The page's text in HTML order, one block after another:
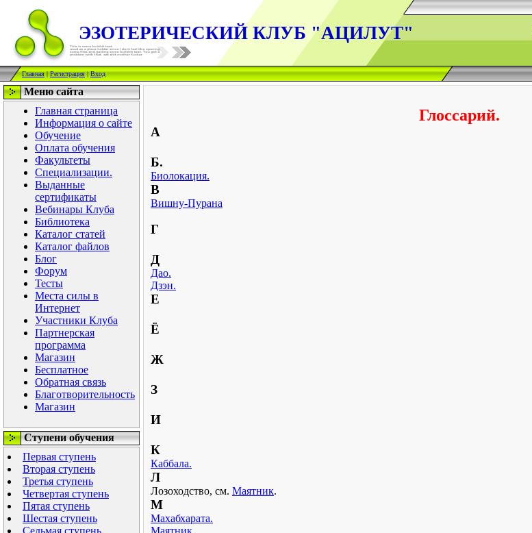
ЭЗОТЕРИЧЕСКИЙ КЛУБ "АЦИЛУТ"
Главная|Регистрация|Вход
Меню сайта
Главная страница
Информация о сайте
Обучение
Оплата обучения
Факультеты
Специализации.
Выданные
сертификаты
Вебинары Клуба
Библиотека
Каталог статей
Каталог файлов
Блог
Форум
Тесты
Места силы в
Интернет
Участники Клуба
Партнерская
программа
Магазин
Бесплатное
Обратная связь
Благотворительность
Магазин
Ступени обучения
Первая ступень
Вторая ступень
Третья ступень
Четвертая ступень
Пятая ступень
Шестая ступень
Седьмая ступень
Глоссарий.
А
Б.
Биолокация.
В
Вишну-Пурана
Г
Д
Дао.
Дзэн.
Е
Ё
Ж
З
И
К
Каббала.
Л
Лозоходство, см. Маятник.
М
Махабхарата.
Маятник.